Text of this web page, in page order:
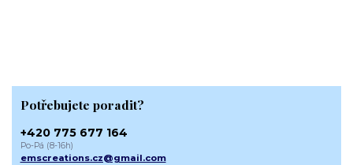
Potřebujete poradit?
+420 775 677 164
Po-Pá (8-16h)
emscreations.cz@gmail.com